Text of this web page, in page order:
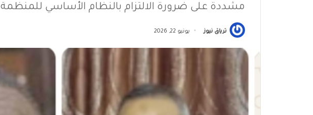
مشددة على ضرورة الالتزام بالنظام الأساسي للمنظمة
ترياق نيوز يونيو 22, 2026